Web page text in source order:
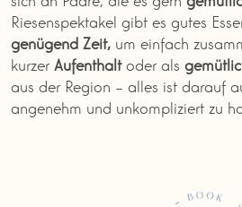
Riesenspektakel gibt es gutes
genügend Zeit, um einfach
kurzerAufenthaltoder als
aus der Region – alles ist darauf
angenehm und unkompliziert zu